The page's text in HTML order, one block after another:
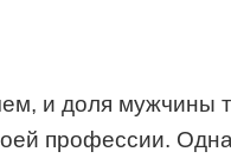
и доля мужчины
профессии.